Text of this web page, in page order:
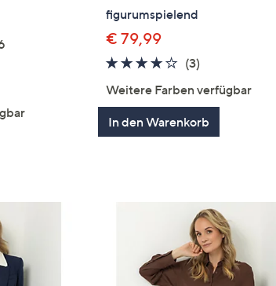
figurumspielend
€ 79,99
4.0
5
(3)
Weitere Farben verfügbar
In den Warenkorb